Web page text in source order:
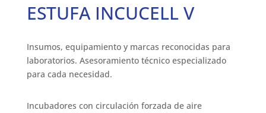
ESTUFA INCUCELL V
Insumos, equipamiento y marcas reconocidas para
laboratorios. Asesoramiento técnico especializado
para cada necesidad.
Incubadores con circulación forzada de aire